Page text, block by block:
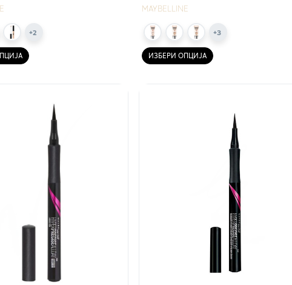
+2
MAYBELLINE
+3
ИЗБЕРИ ОПЦИЈА